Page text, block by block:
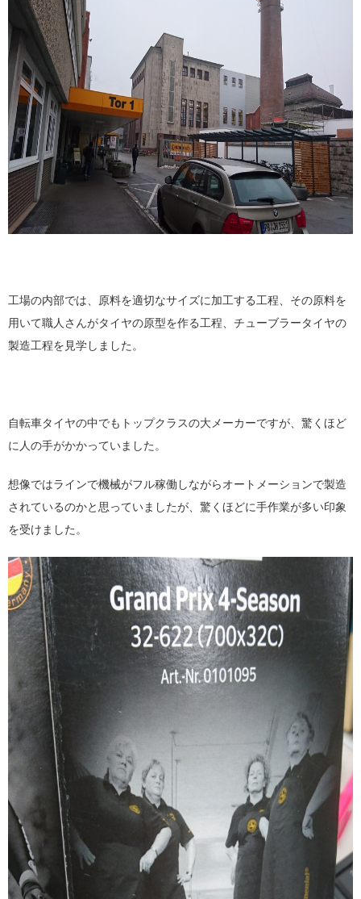
工場の内部では、原料を適切なサイズに加工する工程、その原料を
用いて職人さんがタイヤの原型を作る工程、チューブラータイヤの
製造工程を見学しました。
自転車タイヤの中でもトップクラスの大メーカーですが、驚くほど
に人の手がかかっていました。
想像ではラインで機械がフル稼働しながらオートメーションで製造
されているのかと思っていましたが、驚くほどに手作業が多い印象
を受けました。